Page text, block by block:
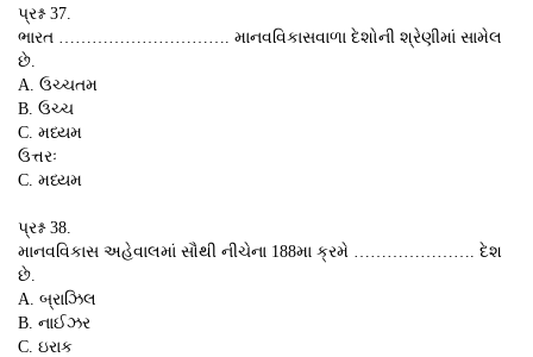
પ્રશ્ન 37.
ભારત …………………………. માનવવિકાસવાળા દેશોની શ્રેણીમાં સામેલ
છે.
A. ઉચ્ચતમ
B. ઉચ્ચ
C. મધ્યમ
ઉત્તરઃ
C. મધ્યમ
પ્રશ્ન 38.
માનવવિકાસ અહેવાલમાં સૌથી નીચેના 188મા ક્રમે …………………. દેશ
છે.
A. બ્રાઝિલ
B. નાઈઝર
C. ઇરાક